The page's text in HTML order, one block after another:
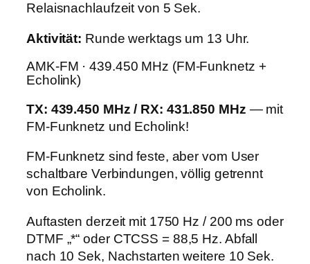
Relaisnachlaufzeit von 5 Sek.
Aktivität: Runde werktags um 13 Uhr.
AMK-FM · 439.450 MHz (FM-Funknetz +
Echolink)
TX: 439.450 MHz / RX: 431.850 MHz — mit
FM-Funknetz und Echolink!
FM-Funknetz sind feste, aber vom User
schaltbare Verbindungen, völlig getrennt
von Echolink.
Auftasten derzeit mit 1750 Hz / 200 ms oder
DTMF „*“ oder CTCSS = 88,5 Hz. Abfall
nach 10 Sek, Nachstarten weitere 10 Sek.